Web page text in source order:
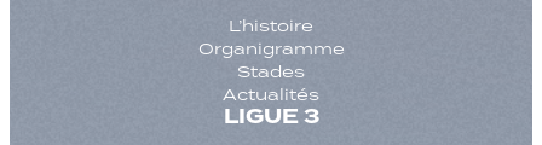
L’histoire
Organigramme
Stades
Actualités
LIGUE 3